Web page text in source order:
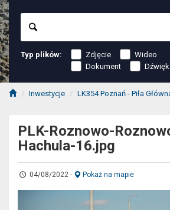
Typ plików: Zdjęcie
Wideo
Dokument
Dźwięk
Inwestycje LK354 Poznań - Piła
PLK-Roznowo-
Hachula-16.jpg
04/08/2022 - Pokaż na mapie